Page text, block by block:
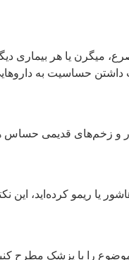
میگرن یا هر بیماری
حساسیت به داروهایی
و زخم‌های قدیمی حساس
یا ریمو کرده‌اید، این
را با پزشک مطرح